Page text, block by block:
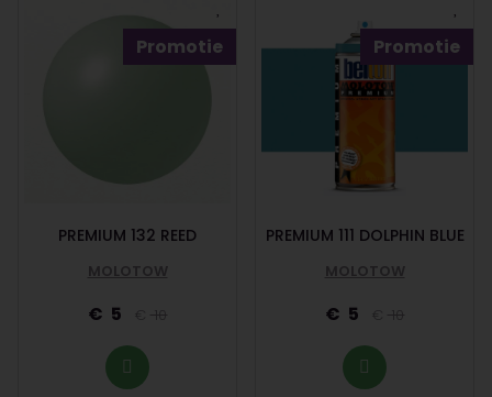
Promotie
PREMIUM 132 REED
MOLOTOW
5 10
Promotie
PREMIUM 111 DOLPHIN BLUE
MOLOTOW
5 10